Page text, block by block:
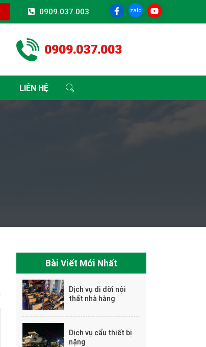
0909.037.003 zalo
0909.037.003
LIÊN HỆ
Bài Viết Mới Nhất
Dịch vụ di dời nội
thất nhà hàng
Dịch vụ cẩu thiết bị
nặng